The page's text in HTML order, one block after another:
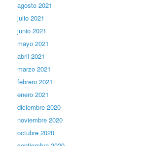
agosto 2021
julio 2021
junio 2021
mayo 2021
abril 2021
marzo 2021
febrero 2021
enero 2021
diciembre 2020
noviembre 2020
octubre 2020